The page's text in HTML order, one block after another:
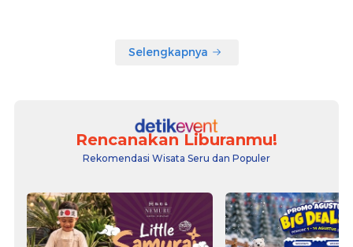
Selengkapnya
Rencanakan Liburanmu!
Rekomendasi Wisata Seru dan Populer